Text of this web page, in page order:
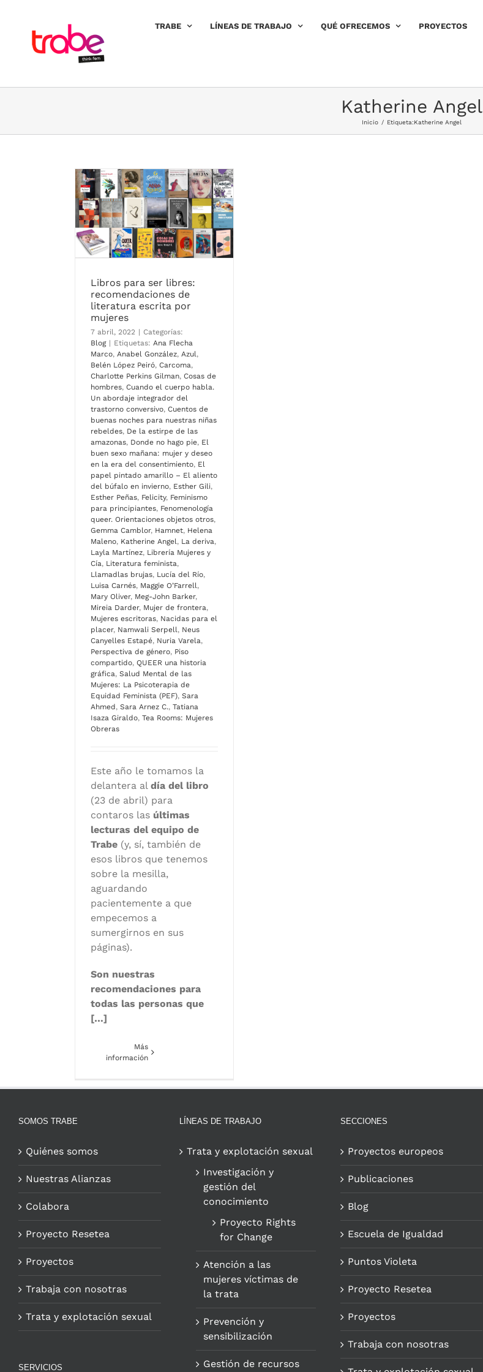
contenido
TRABE LÍNEAS DE TRABAJO QUÉ OFRECEMOS PROYECTOS
Katherine Angel
Inicio / Etiqueta:Katherine Angel
Libros para ser libres:
recomendaciones de
literatura escrita por
mujeres
7 abril, 2022 | Categorías:
Blog | Etiquetas: Ana Flecha
Marco, Anabel González, Azul,
Belén López Peiró, Carcoma,
Charlotte Perkins Gilman, Cosas de
hombres, Cuando el cuerpo habla.
Un abordaje integrador del
trastorno conversivo, Cuentos de
buenas noches para nuestras niñas
rebeldes, De la estirpe de las
amazonas, Donde no hago pie, El
buen sexo mañana: mujer y deseo
en la era del consentimiento, El
papel pintado amarillo – El aliento
del búfalo en invierno, Esther Gili,
Esther Peñas, Felicity, Feminismo
para principiantes, Fenomenología
queer. Orientaciones objetos otros,
Gemma Camblor, Hamnet, Helena
Maleno, Katherine Angel, La deriva,
Layla Martínez, Librería Mujeres y
Cía, Literatura feminista,
Llamadlas brujas, Lucía del Río,
Luisa Carnés, Maggie O’Farrell,
Mary Oliver, Meg-John Barker,
Mireia Darder, Mujer de frontera,
Mujeres escritoras, Nacidas para el
placer, Namwali Serpell, Neus
Canyelles Estapé, Nuria Varela,
Perspectiva de género, Piso
compartido, QUEER una historia
gráfica, Salud Mental de las
Mujeres: La Psicoterapia de
Equidad Feminista (PEF), Sara
Ahmed , Sara Arnez C., Tatiana
Isaza Giraldo, Tea Rooms: Mujeres
Obreras
Este año le tomamos la
delantera al día del libro
(23 de abril) para
contaros las últimas
lecturas del equipo de
Trabe (y, sí, también de
esos libros que tenemos
sobre la mesilla,
aguardando
pacientemente a que
empecemos a
sumergirnos en sus
páginas).
Son nuestras
recomendaciones para
todas las personas que
[…]
Más
información
SOMOS TRABE
Quiénes somos
Nuestras Alianzas
Colabora
Proyecto Resetea
Proyectos
Trabaja con nosotras
Trata y explotación sexual
SERVICIOS
LÍNEAS DE TRABAJO
Trata y explotación sexual
Investigación y
gestión del
conocimiento
Proyecto Rights
for Change
Atención a las
mujeres víctimas de
la trata
Prevención y
sensibilización
Gestión de recursos
SECCIONES
Proyectos europeos
Publicaciones
Blog
Escuela de Igualdad
Puntos Violeta
Proyecto Resetea
Proyectos
Trabaja con nosotras